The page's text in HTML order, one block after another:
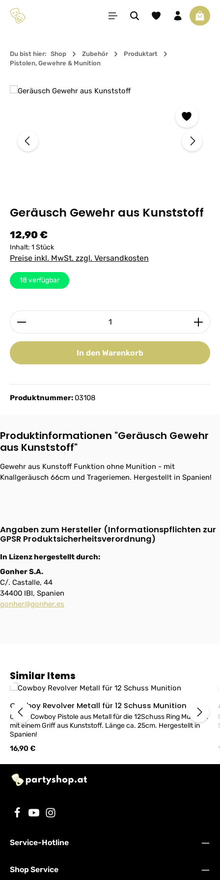
Zum Hauptinhalt springen Du hast 0 Produkte
Du bist hier: Shop Zubehör
Produktart
Pistolen, Gewehre & Munition
Bildergalerie überspringen
Geräusch Gewehr aus Kunststoff
Regulärer Preis:
12,90 €
Inhalt: 1 Stück
Preise inkl. MwSt. zzgl. Versandkosten
18 verfügbar
Produkt Anzahl: Gib den gewünschten Wert ein
In den Warenkorb
Produktnummer: 03108
Produktinformationen "Geräusch Gewehr
aus Kunststoff"
Gewehr aus Kunstoff Funktion ohne Munition - mit
Knallgeräusch 66cm und Trageriemen. Hergestellt in Spanien!
Angaben zum Hersteller (Informationspflichten zur
GPSR Produktsicherheitsverordnung)
In Lizenz hergestellt durch:
Gonher S.A.
C/. Castalle, 44
34400 IBI, Spanien
gonher@gonher.es
Produktgalerie überspringen
Similar Items
Cowboy Revolver Metall für 12 Schuss Munition
Große Cowboy Pistole aus Metall für die 12Schuss Ring Munition
mit einem Griff aus Kunststoff. Länge ca. 25cm. Hergestellt in
Spanien!
Regulärer Preis:
16,90 €
Service-Hotline
Shop Service